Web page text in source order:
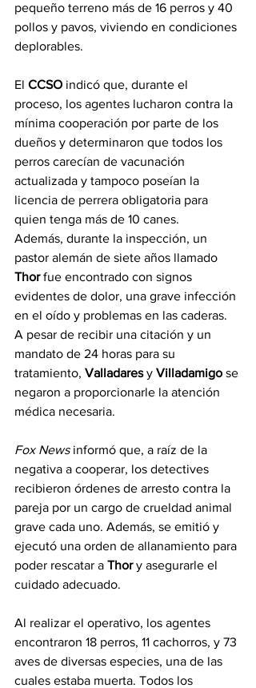
pequeño terreno más de 16 perros y 40
pollos y pavos, viviendo en condiciones
deplorables.
El CCSO indicó que, durante el
proceso, los agentes lucharon contra la
mínima cooperación por parte de los
dueños y determinaron que todos los
perros carecían de vacunación
actualizada y tampoco poseían la
licencia de perrera obligatoria para
quien tenga más de 10 canes.
Además, durante la inspección, un
pastor alemán de siete años llamado
Thor fue encontrado con signos
evidentes de dolor, una grave infección
en el oído y problemas en las caderas.
A pesar de recibir una citación y un
mandato de 24 horas para su
tratamiento, Valladares y Villadamigo se
negaron a proporcionarle la atención
médica necesaria.
Fox News informó que, a raíz de la
negativa a cooperar, los detectives
recibieron órdenes de arresto contra la
pareja por un cargo de crueldad animal
grave cada uno. Además, se emitió y
ejecutó una orden de allanamiento para
poder rescatar a Thor y asegurarle el
cuidado adecuado.
Al realizar el operativo, los agentes
encontraron 18 perros, 11 cachorros, y 73
aves de diversas especies, una de las
cuales estaba muerta. Todos los